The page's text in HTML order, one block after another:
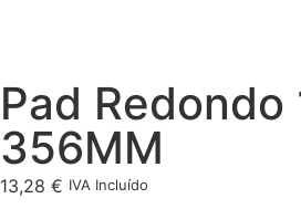
Pad Redondo
356MM
13,28 € IVA Incluído